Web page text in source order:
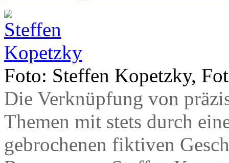
Foto: Steffen Kopetzky,
Die Verknüpfung von
Themen mit stets durch
gebrochenen fiktiven